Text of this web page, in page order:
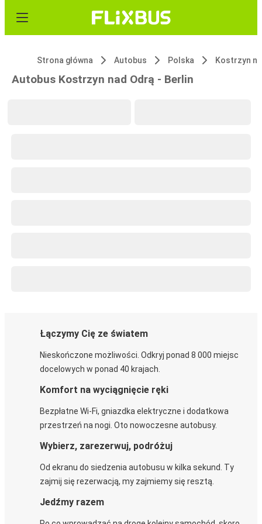
Strona główna Autobus Polska Kostrzyn
Autobus Kostrzyn nad Odrą - Berlin
Łączymy Cię ze światem
Nieskończone możliwości. Odkryj ponad 8 000 miejsc
docelowych w ponad 40 krajach.
Komfort na wyciągnięcie ręki
Bezpłatne Wi-Fi, gniazdka elektryczne i dodatkowa
przestrzeń na nogi. Oto nowoczesne autobusy.
Wybierz, zarezerwuj, podróżuj
Od ekranu do siedzenia autobusu w kilka sekund. Ty
zajmij się rezerwacją, my zajmiemy się resztą.
Jedźmy razem